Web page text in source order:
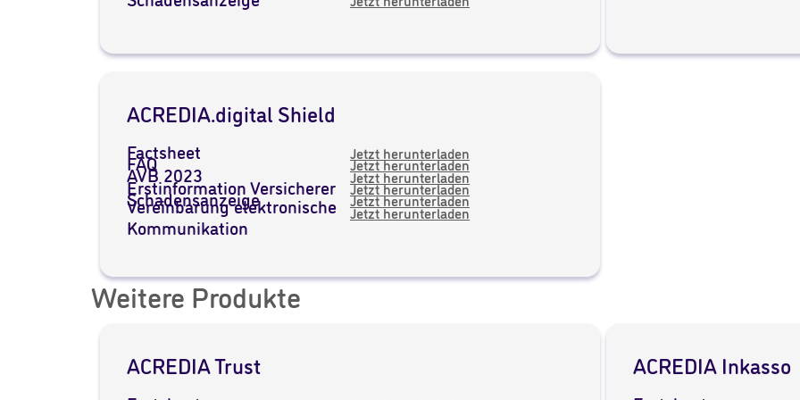
Jetzt herunterladen
ACREDIA.digital Shield
Factsheet Jetzt herunterladen
FAQ Jetzt herunterladen
AVB 2023 Jetzt herunterladen
Erstinformation Versicherer Jetzt herunterladen
Schadensanzeige Jetzt herunterladen
Vereinbarung elektronische
Kommunikation
Jetzt herunterladen
Weitere Produkte
ACREDIA Trust ACREDIA Inkasso